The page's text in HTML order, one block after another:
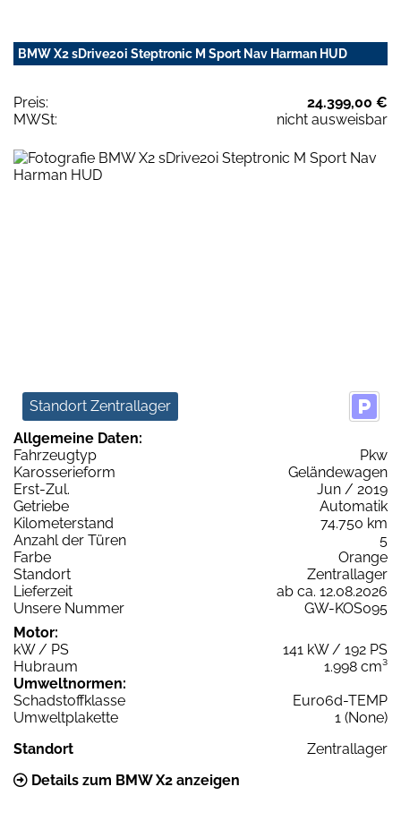
BMW X2 sDrive20i Steptronic M Sport Nav Harman HUD
Preis:
24.399,00 €
MWSt:
nicht ausweisbar
Standort Zentrallager
Allgemeine Daten:
Fahrzeugtyp
Pkw
Karosserieform
Geländewagen
Erst-Zul.
Jun / 2019
Getriebe
Automatik
Kilometerstand
74.750 km
Anzahl der Türen
5
Farbe
Orange
Standort
Zentrallager
Lieferzeit
ab ca. 12.08.2026
Unsere Nummer
GW-KOS095
Motor:
kW / PS
141 kW / 192 PS
Hubraum
1.998 cm³
Umweltnormen:
Schadstoffklasse
Euro6d-TEMP
Umweltplakette
1 (None)
Standort
Zentrallager
Details zum BMW X2 anzeigen